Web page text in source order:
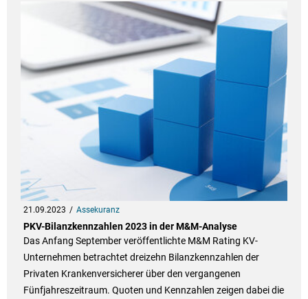
21.09.2023 Assekuranz
PKV-Bilanzkennzahlen 2023 in der M&M-Analyse
Das Anfang September veröffentlichte M&M Rating KV-
Unternehmen betrachtet dreizehn Bilanzkennzahlen der
Privaten Krankenversicherer über den vergangenen
Fünfjahreszeitraum. Quoten und Kennzahlen zeigen dabei die